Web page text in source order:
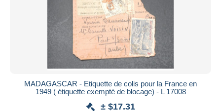
MADAGASCAR - Etiquette de colis pour la France en
1949 ( étiquette exempté de blocage) - L 17008
± $17.31